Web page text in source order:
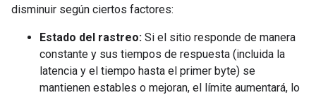
disminuir según ciertos factores:
Estado del rastreo: Si el sitio responde de manera
constante y sus tiempos de respuesta (incluida la
latencia y el tiempo hasta el primer byte) se
mantienen estables o mejoran, el límite aumentará, lo